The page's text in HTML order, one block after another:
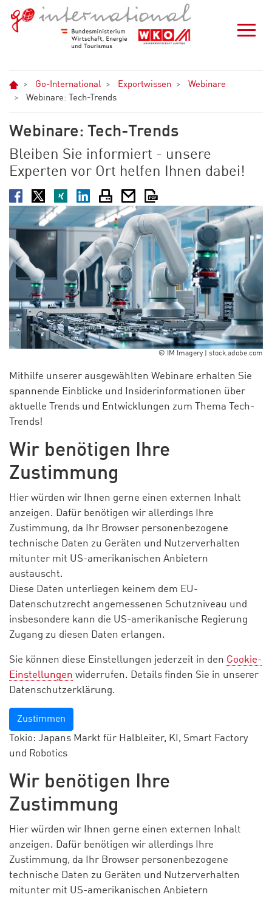
Zum Hauptinhalt springen
Zur Navigation springen
Zum Footer springen
Home Go-International Exportwissen
Webinare
Webinare: Tech-Trends
Webinare: Tech-Trends
Bleiben Sie informiert - unsere
Experten vor Ort helfen Ihnen dabei!
Facebook
TwitterXINGLinkedIn
Drucken
E-Mail
PDF
© IM Imagery | stock.adobe.com
Mithilfe unserer ausgewählten Webinare erhalten Sie
spannende Einblicke und Insiderinformationen über
aktuelle Trends und Entwicklungen zum Thema Tech-
Trends!
Wir benötigen Ihre
Zustimmung
Hier würden wir Ihnen gerne einen externen Inhalt
anzeigen. Dafür benötigen wir allerdings Ihre
Zustimmung, da Ihr Browser personenbezogene
technische Daten zu Geräten und Nutzerverhalten
mitunter mit US-amerikanischen Anbietern
austauscht.
Diese Daten unterliegen keinem dem EU-
Datenschutzrecht angemessenen Schutzniveau und
insbesondere kann die US-amerikanische Regierung
Zugang zu diesen Daten erlangen.
Sie können diese Einstellungen jederzeit in den Cookie-
Einstellungen widerrufen. Details finden Sie in unserer
Datenschutzerklärung.
Zustimmen
Tokio: Japans Markt für Halbleiter, KI, Smart Factory
und Robotics
Wir benötigen Ihre
Zustimmung
Hier würden wir Ihnen gerne einen externen Inhalt
anzeigen. Dafür benötigen wir allerdings Ihre
Zustimmung, da Ihr Browser personenbezogene
technische Daten zu Geräten und Nutzerverhalten
mitunter mit US-amerikanischen Anbietern